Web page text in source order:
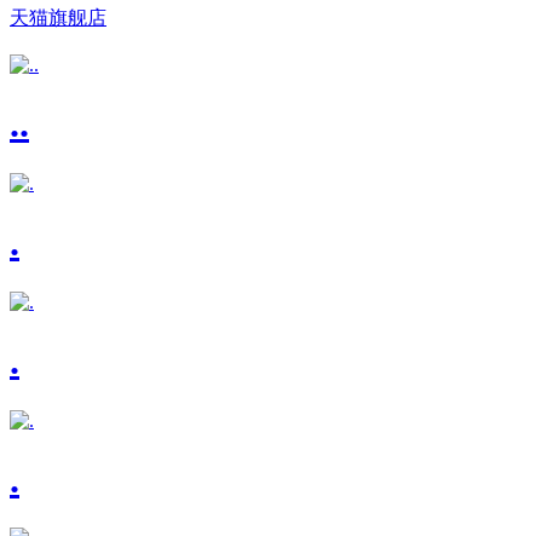
天猫旗舰店
..
.
.
.